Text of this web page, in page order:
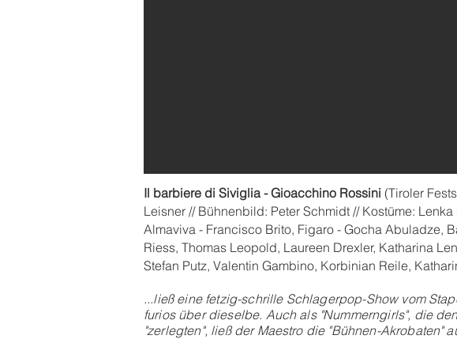
Il barbiere di Siviglia - Gioacchino Rossini (Tiroler
Leisner // Bühnenbild: Peter Schmidt // Kostüme:
Almaviva - Francisco Brito, Figaro - Gocha Abuladze,
Riess, Thomas Leopold, Laureen Drexler, Katharina
Stefan Putz, Valentin Gambino, Korbinian Reile,
...ließ eine fetzig-schrille Schlagerpop-Show vom
furios über dieselbe. Auch als "Nummerngirls", die
"zerlegten", ließ der Maestro die "Bühnen-Akrobaten"